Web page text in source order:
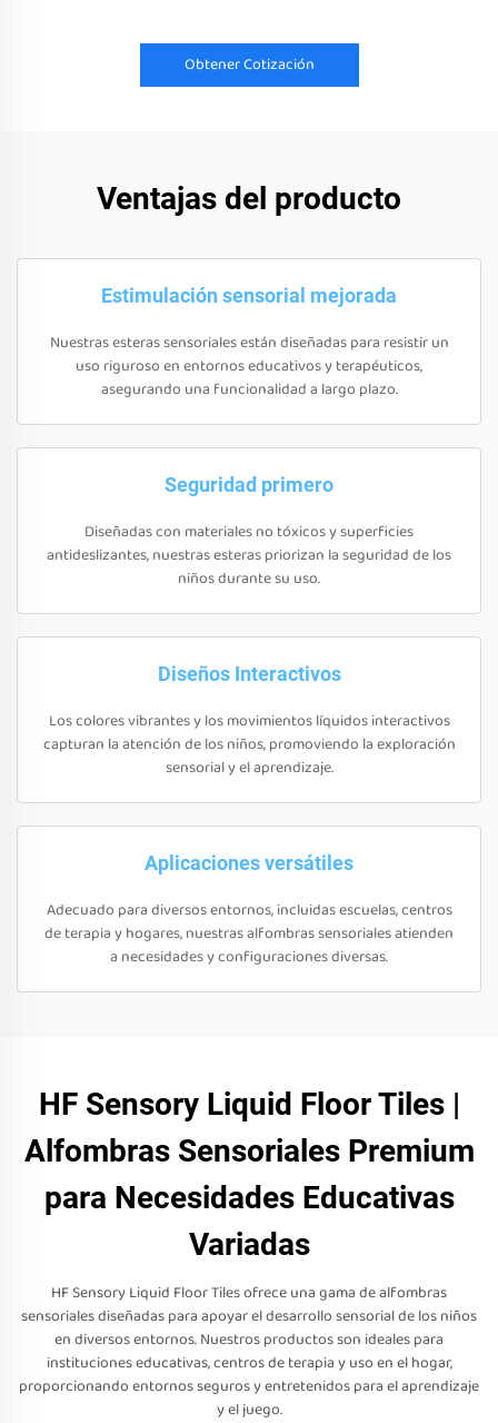
Obtener Cotización
Ventajas del producto
Estimulación sensorial mejorada
Nuestras esteras sensoriales están diseñadas para resistir un
uso riguroso en entornos educativos y terapéuticos,
asegurando una funcionalidad a largo plazo.
Seguridad primero
Diseñadas con materiales no tóxicos y superficies
antideslizantes, nuestras esteras priorizan la seguridad de los
niños durante su uso.
Diseños Interactivos
Los colores vibrantes y los movimientos líquidos interactivos
capturan la atención de los niños, promoviendo la exploración
sensorial y el aprendizaje.
Aplicaciones versátiles
Adecuado para diversos entornos, incluidas escuelas, centros
de terapia y hogares, nuestras alfombras sensoriales atienden
a necesidades y configuraciones diversas.
HF Sensory Liquid Floor Tiles |
Alfombras Sensoriales Premium
para Necesidades Educativas
Variadas
HF Sensory Liquid Floor Tiles ofrece una gama de alfombras
sensoriales diseñadas para apoyar el desarrollo sensorial de los niños
en diversos entornos. Nuestros productos son ideales para
instituciones educativas, centros de terapia y uso en el hogar,
proporcionando entornos seguros y entretenidos para el aprendizaje
y el juego.